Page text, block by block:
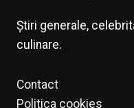
Știri generale,
culinare.
Contact
Politica cookies